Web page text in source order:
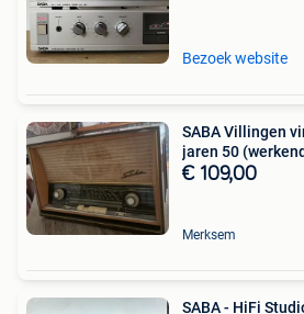
Bezoek website
SABA Villingen
jaren 50
€ 109,00
Merksem
SABA - HiFi